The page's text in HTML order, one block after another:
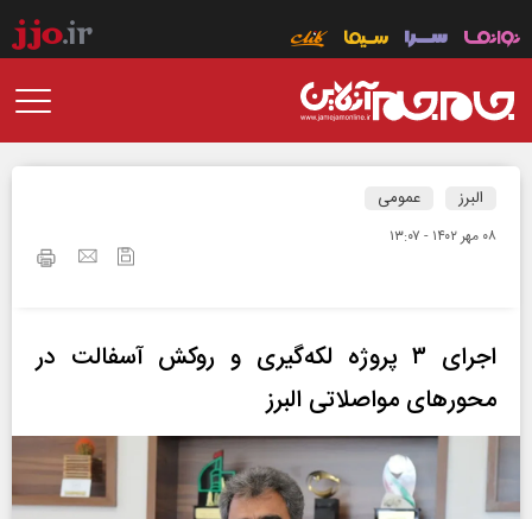
البرز عمومی
۰۸ مهر ۱۴۰۲ - ۱۳:۰۷
اجرای ۳ پروژه لکه‌گیری و روکش آسفالت در
محورهای مواصلاتی البرز